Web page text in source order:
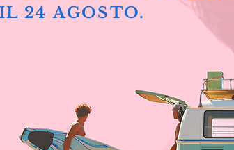
24 AGOSTO.